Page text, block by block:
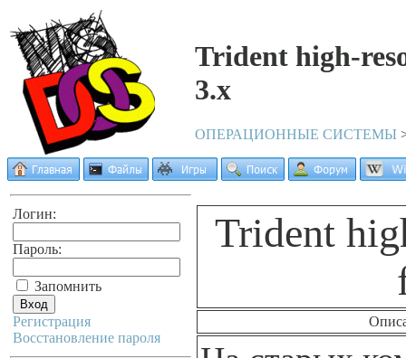
Trident high-
3.x
ОПЕРАЦИОННЫЕ СИСТЕМЫ
Логин:
Пароль:
Запомнить
Регистрация
Восстановление пароля
Trident